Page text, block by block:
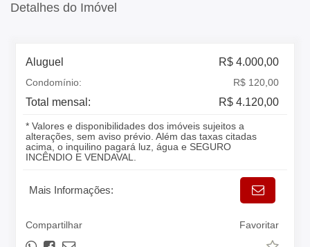
Detalhes do Imóvel
Aluguel R$ 4.000,00
Condomínio: R$ 120,00
Total mensal: R$ 4.120,00
* Valores e disponibilidades dos imóveis sujeitos a
alterações, sem aviso prévio. Além das taxas citadas
acima, o inquilino pagará luz, água e SEGURO
INCÊNDIO E VENDAVAL.
Mais Informações:
Compartilhar Favoritar